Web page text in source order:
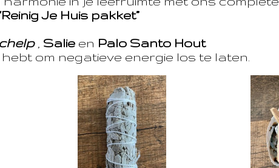
Je Huis pakket”
, Salie en Palo Santo Hout
om negatieve energie los te laten.